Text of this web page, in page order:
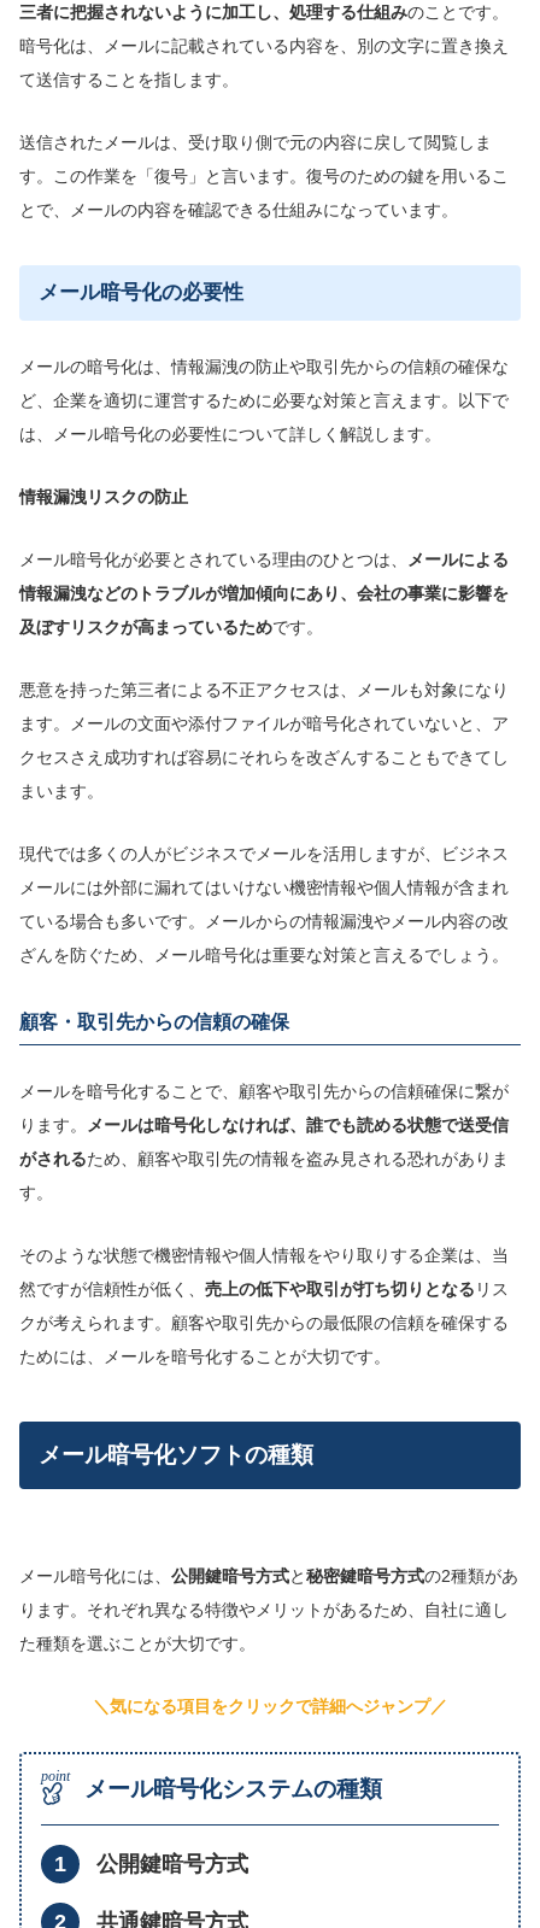
三者に把握されないように加工し、処理する仕組みのことです。
暗号化は、メールに記載されている内容を、別の文字に置き換え
て送信することを指します。
送信されたメールは、受け取り側で元の内容に戻して閲覧しま
す。この作業を「復号」と言います。復号のための鍵を用いるこ
とで、メールの内容を確認できる仕組みになっています。
メール暗号化の必要性
メールの暗号化は、情報漏洩の防止や取引先からの信頼の確保な
ど、企業を適切に運営するために必要な対策と言えます。以下で
は、メール暗号化の必要性について詳しく解説します。
情報漏洩リスクの防止
メール暗号化が必要とされている理由のひとつは、
メールによる
情報漏洩などのトラブルが増加傾向にあり、会社の事業に影響を
及ぼすリスクが高まっているためです。
悪意を持った第三者による不正アクセスは、メールも対象になり
ます。メールの文面や添付ファイルが暗号化されていないと、ア
クセスさえ成功すれば容易にそれらを改ざんすることもできてし
まいます。
現代では多くの人がビジネスでメールを活用しますが、ビジネス
メールには外部に漏れてはいけない機密情報や個人情報が含まれ
ている場合も多いです。メールからの情報漏洩やメール内容の改
ざんを防ぐため、メール暗号化は重要な対策と言えるでしょう。
顧客・取引先からの信頼の確保
メールを暗号化することで、顧客や取引先からの信頼確保に繋が
ります。
メールは暗号化しなければ、誰でも読める状態で送受信
がされるため、顧客や取引先の情報を盗み見される恐れがありま
す。
そのような状態で機密情報や個人情報をやり取りする企業は、当
然ですが信頼性が低く、 売上の低下や取引が打ち切りとなる リス
クが考えられます。顧客や取引先からの最低限の信頼を確保する
ためには、メールを暗号化することが大切です。
メール暗号化ソフトの種類
メール暗号化には、 公開鍵暗号方式と秘密鍵暗号方式の2種類があ
ります。それぞれ異なる特徴やメリットがあるため、自社に適し
た種類を選ぶことが大切です。
＼気になる項目をクリックで詳細へジャンプ／
メール暗号化システムの種類
公開鍵暗号方式
共通鍵暗号方式